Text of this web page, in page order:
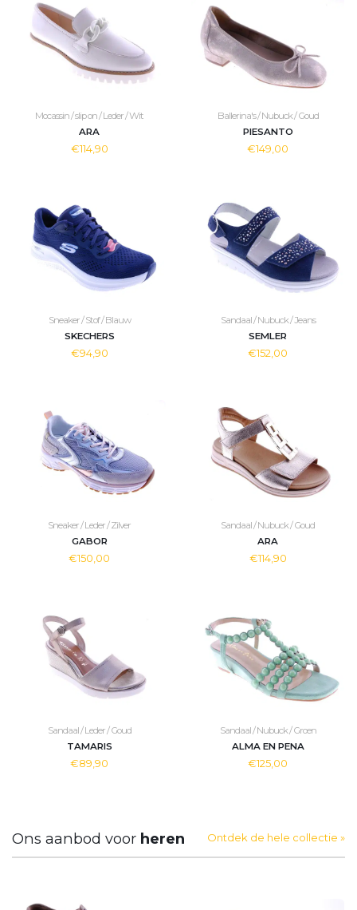
Mocassin / slip on / Leder / Wit
ARA
€114,90
Ballerina's / Nubuck / Goud
PIESANTO
€149,00
Sneaker / Stof / Blauw
SKECHERS
€94,90
Sandaal / Nubuck / Jeans
SEMLER
€152,00
Sneaker / Leder / Zilver
GABOR
€150,00
Sandaal / Nubuck / Goud
ARA
€114,90
Sandaal / Leder / Goud
TAMARIS
€89,90
Sandaal / Nubuck / Groen
ALMA EN PENA
€125,00
Ons aanbod voor heren Ontdek de hele collectie »